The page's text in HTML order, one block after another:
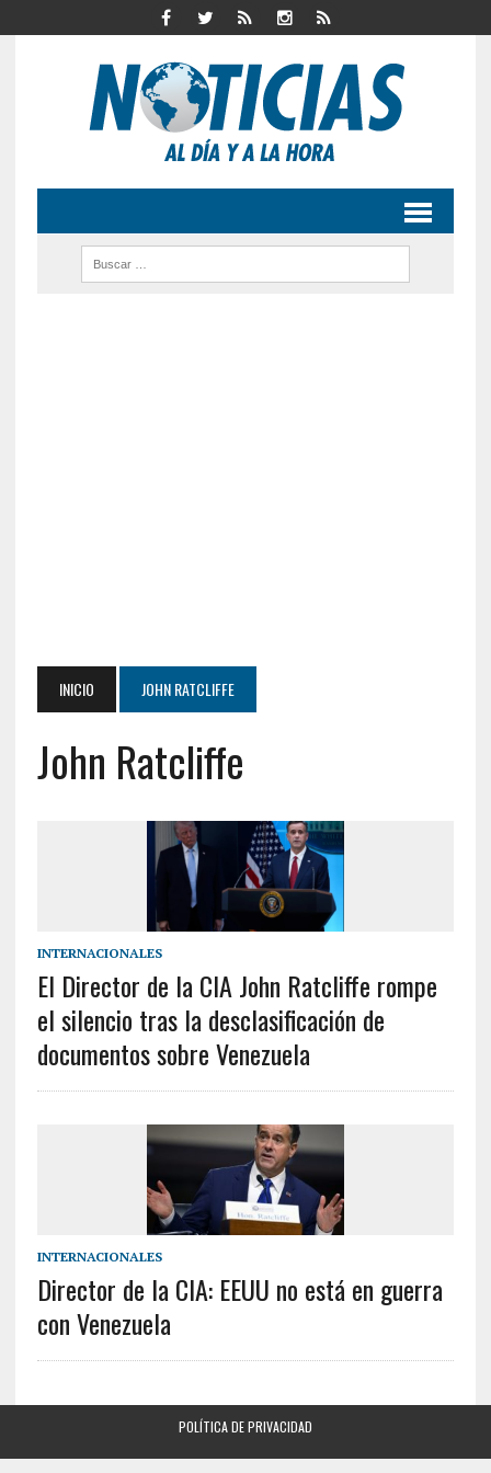
INICIO JOHN RATCLIFFE
John Ratcliffe
INTERNACIONALES
El Director de la CIA John Ratcliffe rompe
el silencio tras la desclasificación de
documentos sobre Venezuela
INTERNACIONALES
Director de la CIA: EEUU no está en guerra
con Venezuela
POLÍTICA DE PRIVACIDAD